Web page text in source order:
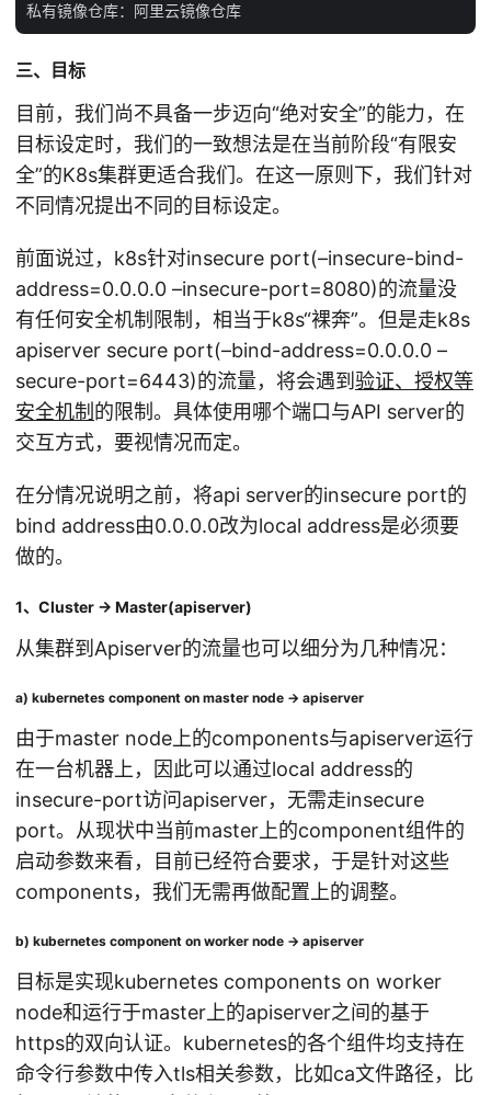
三、目标
目前，我们尚不具备一步迈向“绝对安全”的能力，在
目标设定时，我们的一致想法是在当前阶段“有限安
全”的K8s集群更适合我们。在这一原则下，我们针对
不同情况提出不同的目标设定。
前面说过，k8s针对insecure port(–insecure-bind-
address=0.0.0.0 –insecure-port=8080)的流量没
有任何安全机制限制，相当于k8s“裸奔”。但是走k8s
apiserver secure port(–bind-address=0.0.0.0 –
secure-port=6443)的流量，将会遇到 验证、授权等
安全机制 的限制。具体使用哪个端口与API server的
交互方式，要视情况而定。
在分情况说明之前，将api server的insecure port的
bind address由0.0.0.0改为local address是必须要
做的。
1、Cluster -> Master(apiserver)
从集群到Apiserver的流量也可以细分为几种情况：
a) kubernetes component on master node -> apiserver
由于master node上的components与apiserver运行
在一台机器上，因此可以通过local address的
insecure-port访问apiserver，无需走insecure
port。从现状中当前master上的component组件的
启动参数来看，目前已经符合要求，于是针对这些
components，我们无需再做配置上的调整。
b) kubernetes component on worker node -> apiserver
目标是实现kubernetes components on worker
node和运行于master上的apiserver之间的基于
https的双向认证。kubernetes的各个组件均支持在
命令行参数中传入tls相关参数，比如ca文件路径，比